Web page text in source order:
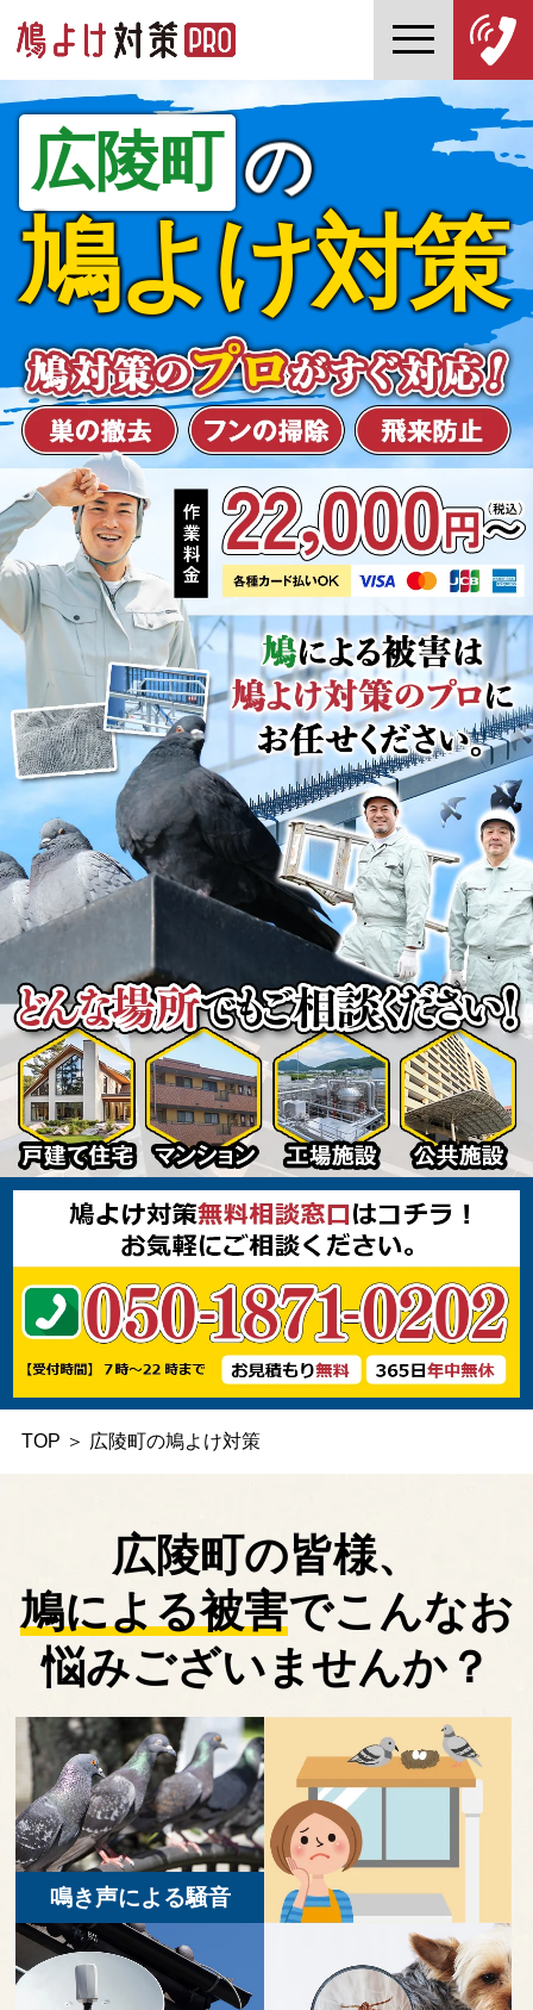
広陵町 の
鳩よけ対策
TOP ＞ 広陵町の鳩よけ対策
広陵町の皆様、
鳩による被害でこんなお
悩みございませんか？
鳴き声による騒音